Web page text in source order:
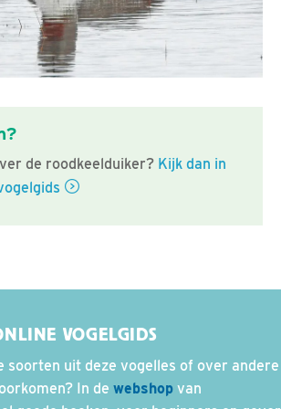
de roodkeelduiker? Kijk dan in
VOGELGIDS
soorten uit deze vogelles of over andere
In de webshop van